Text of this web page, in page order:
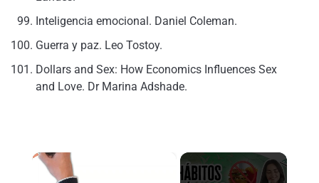
Inteligencia emocional. Daniel Coleman.
Guerra y paz. Leo Tostoy.
Dollars and Sex: How Economics Influences Sex
and Love. Dr Marina Adshade.